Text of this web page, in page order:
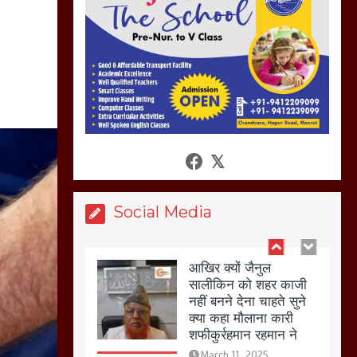
Social Media
अगर रखी गई होली तो होगा
खून खराबा,
March 11, 2025
आखिर क्यों जैनुल
सालीकिन को शहर काजी
क्या कहा मौलाना कारी
शफीकुर्रहमान रहमान ने
March 11, 2025
बिजली विभाग से परेशान
होकर बागपत में एक संत ने
सरकार को दी आमरण
अनशन की चेतावनी
March 8, 2025